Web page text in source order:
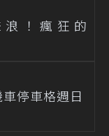
！瘋狂的
停車格週日